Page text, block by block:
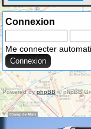
Connexion
Me connecter
Powered byphpBB© phpBB